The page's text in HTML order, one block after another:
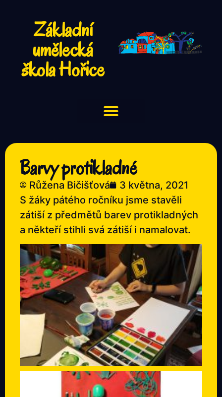
Základní
umělecká
škola Hořice
Barvy protikladné
Růžena Bičišťová
3 května, 2021
S žáky pátého ročníku jsme stavěli
zátiší z předmětů barev protikladných
a někteří stihli svá zátiší i namalovat.